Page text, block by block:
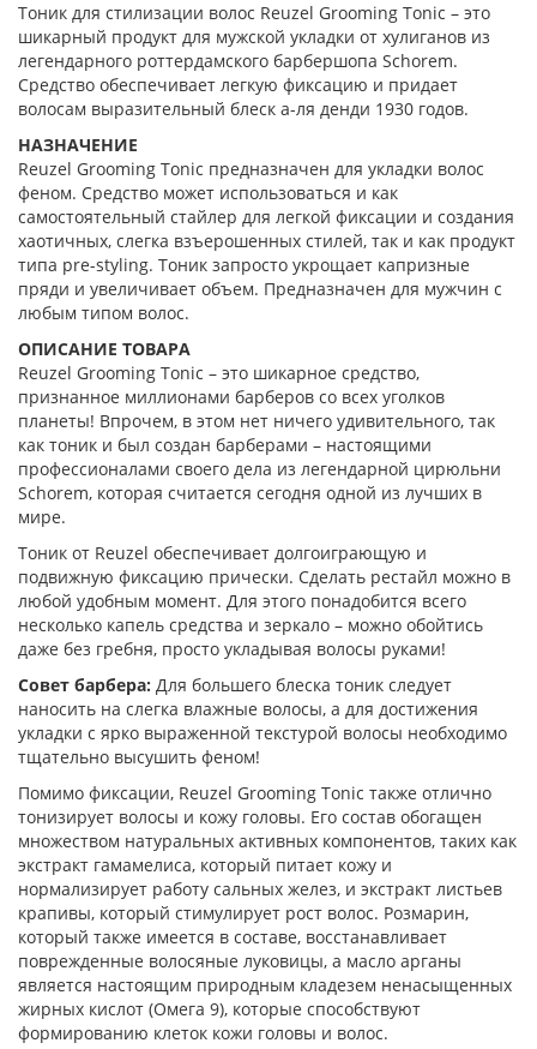
Тоник для стилизации волос Reuzel Grooming Tonic – это
шикарный продукт для мужской укладки от хулиганов из
легендарного роттердамского барбершопа Schorem.
Средство обеспечивает легкую фиксацию и придает
волосам выразительный блеск а-ля денди 1930 годов.
НАЗНАЧЕНИЕ
Reuzel Grooming Tonic предназначен для укладки волос
феном. Средство может использоваться и как
самостоятельный стайлер для легкой фиксации и создания
хаотичных, слегка взъерошенных стилей, так и как продукт
типа pre-styling. Тоник запросто укрощает капризные
пряди и увеличивает объем. Предназначен для мужчин с
любым типом волос.
ОПИСАНИЕ ТОВАРА
Reuzel Grooming Tonic – это шикарное средство,
признанное миллионами барберов со всех уголков
планеты! Впрочем, в этом нет ничего удивительного, так
как тоник и был создан барберами – настоящими
профессионалами своего дела из легендарной цирюльни
Schorem, которая считается сегодня одной из лучших в
мире.
Тоник от Reuzel обеспечивает долгоиграющую и
подвижную фиксацию прически. Сделать рестайл можно в
любой удобным момент. Для этого понадобится всего
несколько капель средства и зеркало – можно обойтись
даже без гребня, просто укладывая волосы руками!
Совет барбера: Для большего блеска тоник следует
наносить на слегка влажные волосы, а для достижения
укладки с ярко выраженной текстурой волосы необходимо
тщательно высушить феном!
Помимо фиксации, Reuzel Grooming Tonic также отлично
тонизирует волосы и кожу головы. Его состав обогащен
множеством натуральных активных компонентов, таких как
экстракт гамамелиса, который питает кожу и
нормализирует работу сальных желез, и экстракт листьев
крапивы, который стимулирует рост волос. Розмарин,
который также имеется в составе, восстанавливает
поврежденные волосяные луковицы, а масло арганы
является настоящим природным кладезем ненасыщенных
жирных кислот (Омега 9), которые способствуют
формированию клеток кожи головы и волос.